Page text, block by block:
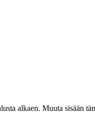
alkaen. Muuta sisään